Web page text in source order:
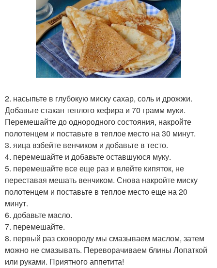
2. насыпьте в глубокую миску сахар, соль и дрожжи.
Добавьте стакан теплого кефира и 70 грамм муки.
Перемешайте до однородного состояния, накройте
полотенцем и поставьте в теплое место на 30 минут.
3. яица взбейте венчиком и добавьте в тесто.
4. перемешайте и добавьте оставшуюся муку.
5. перемешайте все еще раз и влейте кипяток, не
переставая мешать венчиком. Снова накройте миску
полотенцем и поставьте в теплое место еще на 20
минут.
6. добавьте масло.
7. перемешайте.
8. первый раз сковороду мы смазываем маслом, затем
можно не смазывать. Переворачиваем блины Лопаткой
или руками. Приятного аппетита!